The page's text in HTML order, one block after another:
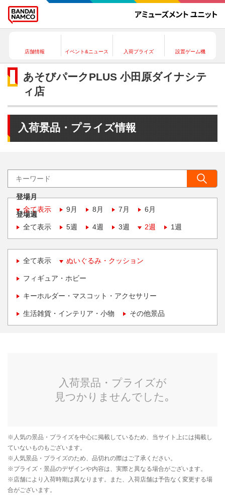
店舗情報 イベント&ニュース 入荷プライズ 設置ゲーム機
あそびパークPLUS 小田原ダイナシテ
ィ店
入荷景品・プライズ情報
登場月
全て表示
9月 8月 7月 6月
登場週
全て表示
5週 4週 3週 2週 1週
全て表示 ぬいぐるみ・クッション
フィギュア・ホビー
キーホルダー・マスコット・アクセサリー
生活雑貨・インテリア・小物 その他景品